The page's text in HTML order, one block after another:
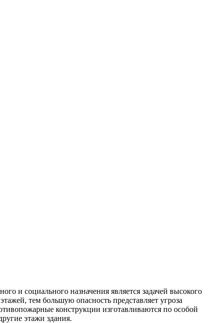
и социального назначения является задачей высокого
тем большую опасность представляет угроза
конструкции изготавливаются по особой
этажи здания.